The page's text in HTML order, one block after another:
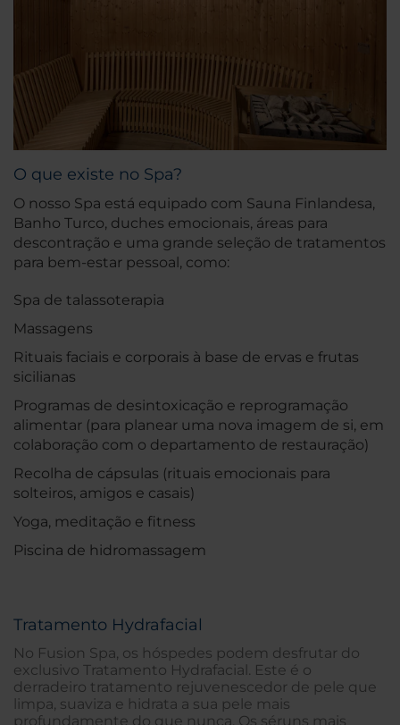
O que existe no Spa?
O nosso Spa está equipado com Sauna Finlandesa,
Banho Turco, duches emocionais, áreas para
descontração e uma grande seleção de tratamentos
para bem-estar pessoal, como:
Spa de talassoterapia
Massagens
Rituais faciais e corporais à base de ervas e frutas
sicilianas
Programas de desintoxicação e reprogramação
alimentar (para planear uma nova imagem de si, em
colaboração com o departamento de restauração)
Recolha de cápsulas (rituais emocionais para
solteiros, amigos e casais)
Yoga, meditação e fitness
Piscina de hidromassagem
Tratamento Hydrafacial
No Fusion Spa, os hóspedes podem desfrutar do
exclusivo Tratamento Hydrafacial. Este é o
derradeiro tratamento rejuvenescedor de pele que
limpa, suaviza e hidrata a sua pele mais
profundamente do que nunca. Os séruns mais